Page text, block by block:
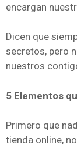
encargan
Dicen que
secretos, pero
nuestros
5 Elementos
Primero que
tienda online,